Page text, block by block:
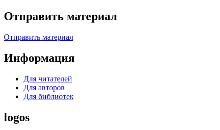
Отправить материал
Отправить материал
Информация
Для читателей
Для авторов
Для библиотек
logos